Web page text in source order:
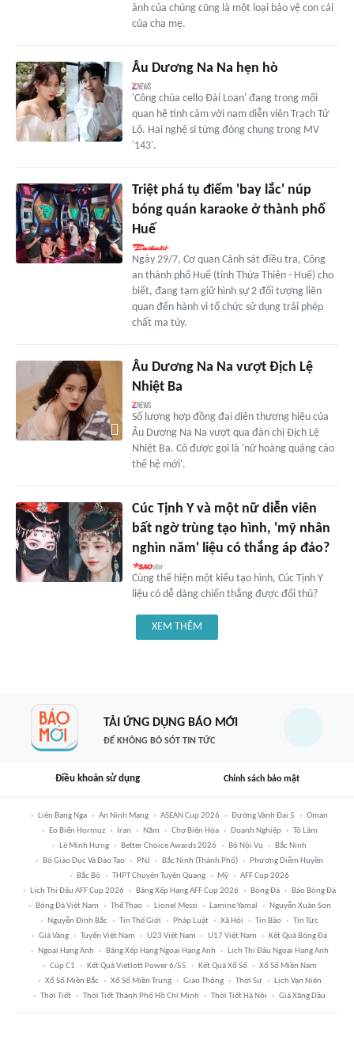
ảnh của chúng cũng là một loại bảo vệ con cái
của cha mẹ.
Âu Dương Na Na hẹn hò
'Công chúa cello Đài Loan' đang trong mối
quan hệ tình cảm với nam diễn viên Trạch Tử
Lộ. Hai nghệ sĩ từng đóng chung trong MV
'143'.
Triệt phá tụ điểm 'bay lắc' núp
bóng quán karaoke ở thành phố
Huế
Ngày 29/7, Cơ quan Cảnh sát điều tra, Công
an thành phố Huế (tỉnh Thừa Thiên - Huế) cho
biết, đang tạm giữ hình sự 2 đối tượng liên
quan đến hành vi tổ chức sử dụng trái phép
chất ma túy.
Âu Dương Na Na vượt Địch Lệ
Nhiệt Ba
Số lượng hợp đồng đại diện thương hiệu của
Âu Dương Na Na vượt qua đàn chị Địch Lệ
Nhiệt Ba. Cô được gọi là 'nữ hoàng quảng cáo
thế hệ mới'.
Cúc Tịnh Y và một nữ diễn viên
bất ngờ trùng tạo hình, 'mỹ nhân
nghìn năm' liệu có thắng áp đảo?
Cùng thể hiện một kiểu tạo hình, Cúc Tịnh Y
liệu có dễ dàng chiến thắng được đối thủ?
XEM THÊM
TẢI ỨNG DỤNG BÁO MỚI
ĐỂ KHÔNG BỎ SÓT TIN TỨC
Điều khoản sử dụng Chính sách bảo mật
Liên Bang Nga An Ninh Mạng ASEAN Cup 2026 Đường Vành Đai 5
Oman
Eo Biển Hormuz
Iran Năm Chợ Biên Hòa Doanh Nghiệp
Tô Lâm
Lê Minh Hưng
Better Choice Awards 2026 Bộ Nội Vụ
Bắc Ninh
Bộ Giáo Dục Và Đào Tạo
PNJ Bắc Ninh (thành Phố)
Phương Diễm Huyền
Bắc Bộ
THPT Chuyên Tuyên Quang Mỹ
AFF Cup 2026
Lịch Thi Đấu AFF Cup 2026
Bảng Xếp Hạng AFF Cup 2026 Bóng Đá
Báo Bóng Đá
Bóng Đá Việt Nam
Thể Thao Lionel Messi Lamine Yamal
Nguyễn Xuân Son
Nguyễn Đình Bắc
Tin Thế Giới Pháp Luật Xã Hội Tin Bão
Tin Tức
Giá Vàng
Tuyển Việt Nam U23 Việt Nam U17 Việt Nam
Kết Quả Bóng Đá
Ngoại Hạng Anh
Bảng Xếp Hạng Ngoại Hạng Anh
Lịch Thi Đấu Ngoại Hạng Anh
Cúp C1
Kết Quả Vietlott Power 6/55 Kết Quả Xổ Số
Xổ Số Miền Nam
Xổ Số Miền Bắc
Xổ Số Miền Trung Giao Thông Thời Sự
Lịch Vạn Niên
Thời Tiết
Thời Tiết Thành Phố Hồ Chí Minh Thời Tiết Hà Nội Giá Xăng Dầu